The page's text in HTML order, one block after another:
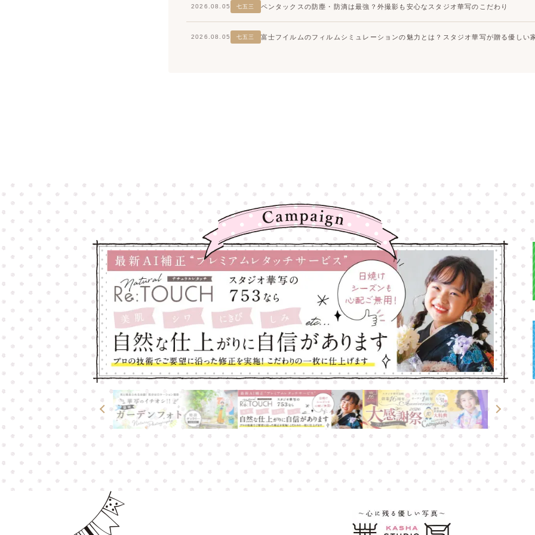
2026.08.05 七五三 ペンタックスの防塵・防滴は最強？外撮影も安心なスタジオ華写のこだわり
2026.08.05 七五三 富士フイルムのフィルムシミュレーションの魅力とは？スタジオ華写が贈る優しい